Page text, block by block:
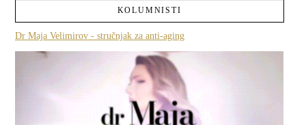
KOLUMNISTI
Dr Maja Velimirov - stručnjak za anti-aging